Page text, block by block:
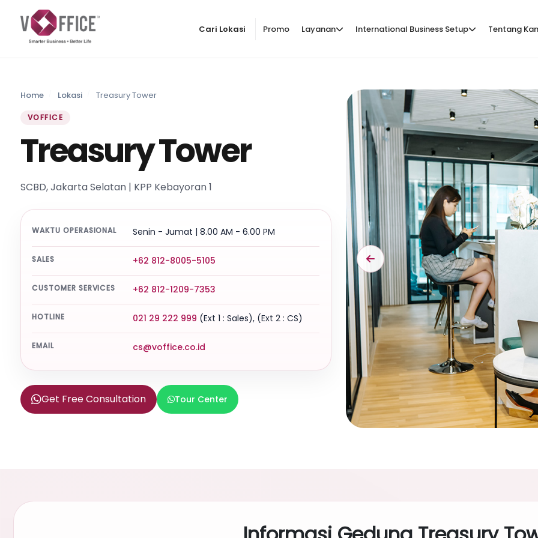
Cari Lokasi Promo Layanan International Business Setup Tentang
Home Lokasi Treasury Tower
VOFFICE
Treasury Tower
SCBD, Jakarta Selatan | KPP Kebayoran 1
WAKTU OPERASIONAL Senin - Jumat | 8.00 AM - 6.00 PM
SALES +62 812-8005-5105
CUSTOMER SERVICES +62 812-1209-7353
HOTLINE 021 29 222 999 (Ext 1 : Sales), (Ext 2 : CS)
EMAIL cs@voffice.co.id
Get Free Consultation Tour Center